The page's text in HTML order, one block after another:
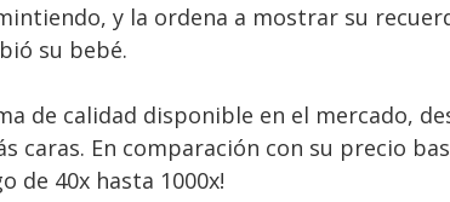
y la ordena a mostrar su
su bebé.
de calidad disponible en el mercado,
caras. En comparación con su precio
de 40x hasta 1000x!